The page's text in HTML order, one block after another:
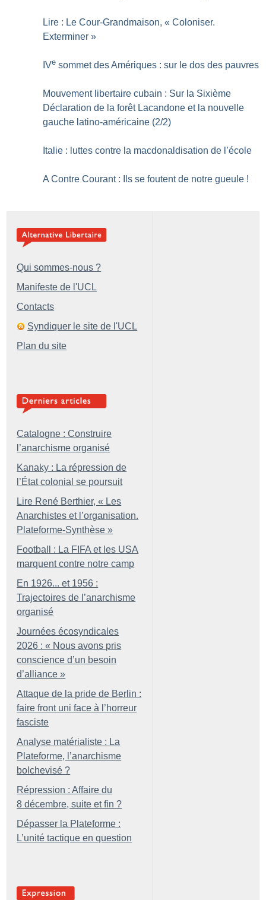
Lire : Le Cour-Grandmaison, « Coloniser.
Exterminer »
IVe sommet des Amériques : sur le dos des pauvres
Mouvement libertaire cubain : Sur la Sixième
Déclaration de la forêt Lacandone et la nouvelle
gauche latino-américaine (2/2)
Italie : luttes contre la macdonaldisation de l’école
A Contre Courant : Ils se foutent de notre gueule !
Qui sommes-nous ?
Manifeste de l'UCL
Contacts
Syndiquer le site de l'UCL
Plan du site
Catalogne : Construire
l’anarchisme organisé
Kanaky : La répression de
l’État colonial se poursuit
Lire René Berthier, « Les
Anarchistes et l’organisation.
Plateforme-Synthèse »
Football : La FIFA et les USA
marquent contre notre camp
En 1926... et 1956 :
Trajectoires de l’anarchisme
organisé
Journées écosyndicales
2026 : « Nous avons pris
conscience d’un besoin
d’alliance »
Attaque de la pride de Berlin :
faire front uni face à l’horreur
fasciste
Analyse matérialiste : La
Plateforme, l’anarchisme
bolchevisé ?
Répression : Affaire du
8 décembre, suite et fin ?
Dépasser la Plateforme :
L’unité tactique en question